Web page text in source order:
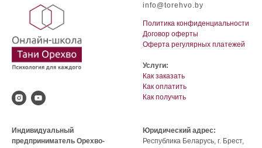
info@torehvo.by
Политика конфиденциальности
Договор оферты
Оферта регулярных платежей
Услуги:
Как заказать
Как оплатить
Как получить
Индивидуальный
предприниматель Орехво-
Юридический адрес:
Республика Беларусь, г. Брест,